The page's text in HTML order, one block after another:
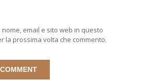
nome, email e sito web in questo
la prossima volta che commento.